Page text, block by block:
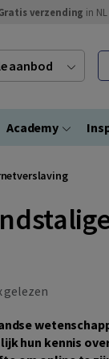
verzending in
aanbod
Academy
gelezen
hun kennis